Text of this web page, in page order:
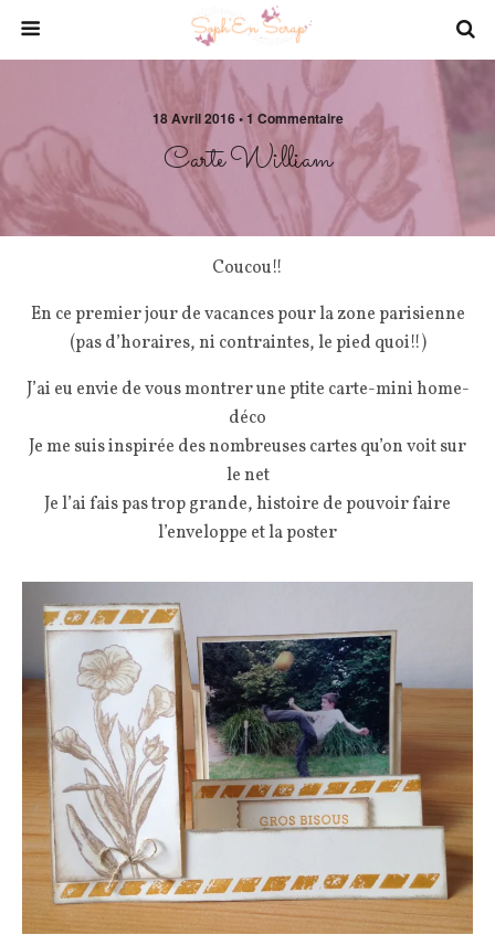
18 Avril 2016 • 1 Commentaire
Carte William
Coucou!!
En ce premier jour de vacances pour la zone parisienne
(pas d’horaires, ni contraintes, le pied quoi!!)
J’ai eu envie de vous montrer une ptite carte-mini home-
déco
Je me suis inspirée des nombreuses cartes qu’on voit sur
le net
Je l’ai fais pas trop grande, histoire de pouvoir faire
l’enveloppe et la poster